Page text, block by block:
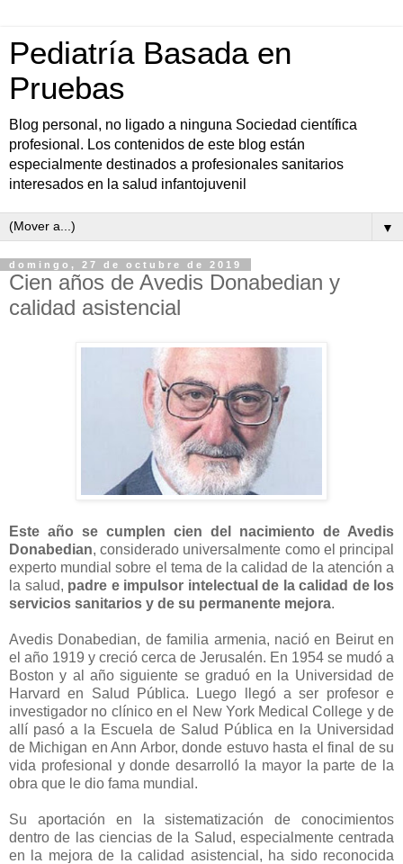
Pediatría Basada en
Pruebas
Blog personal, no ligado a ninguna Sociedad científica
profesional. Los contenidos de este blog están
especialmente destinados a profesionales sanitarios
interesados en la salud infantojuvenil
▼
domingo, 27 de octubre de 2019
Cien años de Avedis Donabedian y
calidad asistencial
Este año se cumplen cien del nacimiento de Avedis
Donabedian, considerado universalmente como el principal
experto mundial sobre el tema de la calidad de la atención a
la salud, padre e impulsor intelectual de la calidad de los
servicios sanitarios y de su permanente mejora.
Avedis Donabedian, de familia armenia, nació en Beirut en
el año 1919 y creció cerca de Jerusalén. En 1954 se mudó a
Boston y al año siguiente se graduó en la Universidad de
Harvard en Salud Pública. Luego llegó a ser profesor e
investigador no clínico en el New York Medical College y de
allí pasó a la Escuela de Salud Pública en la Universidad
de Michigan en Ann Arbor, donde estuvo hasta el final de su
vida profesional y donde desarrolló la mayor la parte de la
obra que le dio fama mundial.
Su aportación en la sistematización de conocimientos
dentro de las ciencias de la Salud, especialmente centrada
en la mejora de la calidad asistencial, ha sido reconocida